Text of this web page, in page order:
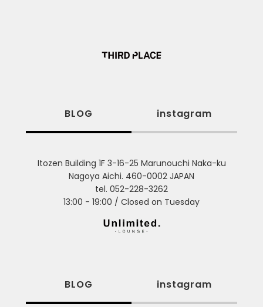
BLOG instagram
Itozen Building 1F 3-16-25 Marunouchi Naka-ku
Nagoya Aichi. 460-0002 JAPAN
tel. 052-228-3262
13:00 - 19:00 / Closed on Tuesday
BLOG instagram